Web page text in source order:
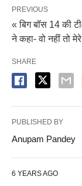
PREVIOUS
« बिग बॉस 14 की
ने कहा- वो नहीं तो
SHARE
PUBLISHED BY
Anupam Pandey
6 YEARS AGO